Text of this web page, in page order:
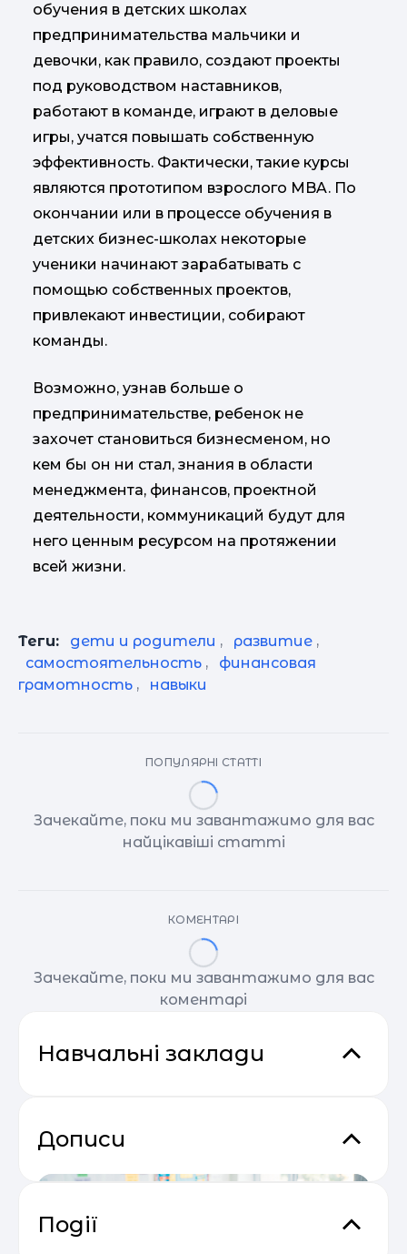
обучения в детских школах
предпринимательства мальчики и
девочки, как правило, создают проекты
под руководством наставников,
работают в команде, играют в деловые
игры, учатся повышать собственную
эффективность. Фактически, такие курсы
являются прототипом взрослого MBA. По
окончании или в процессе обучения в
детских бизнес-школах некоторые
ученики начинают зарабатывать с
помощью собственных проектов,
привлекают инвестиции, собирают
команды.
Возможно, узнав больше о
предпринимательстве, ребенок не
захочет становиться бизнесменом, но
кем бы он ни стал, знания в области
менеджмента, финансов, проектной
деятельности, коммуникаций будут для
него ценным ресурсом на протяжении
всей жизни.
Теги: дети и родители , развитие ,
самостоятельность ,
финансовая
грамотность , навыки
ПОПУЛЯРНІ СТАТТІ
Зачекайте, поки ми завантажимо для вас
найцікавіші статті
КОМЕНТАРІ
Зачекайте, поки ми завантажимо для вас
коментарі
Навчальні заклади
Дописи
Події